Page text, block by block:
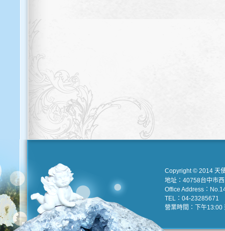
Copyright © 2014 天
地址：40758台中市
Office Address：
TEL：04-23285671
營業時間：下午13:00